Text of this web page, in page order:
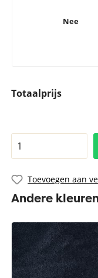
Nee
Totaalprijs
Toevoegen aan
Andere kleuren